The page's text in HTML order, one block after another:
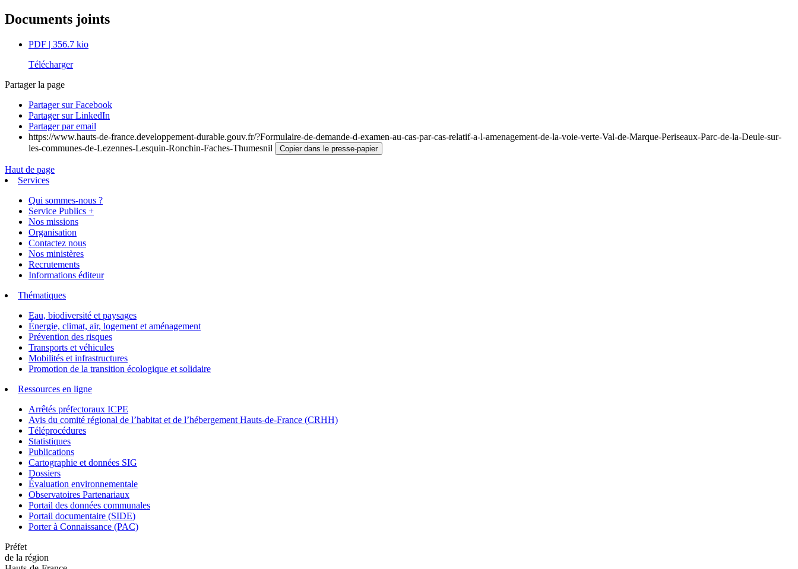
Documents joints
PDF | 356.7 kio
Télécharger
Partager la page
Partager sur Facebook
Partager sur LinkedIn
Partager par email
https://www.hauts-de-france.developpement-durable.gouv.fr/?Formulaire-de-demande-d-examen-au-cas-par-cas-relatif-a-l-amenagement-de-la-voie-verte-Val-de-Marque-Periseaux-Parc-de-la-Deule-sur-
les-communes-de-Lezennes-Lesquin-Ronchin-Faches-Thumesnil
Copier dans le presse-papier
Haut de page
Services
Qui sommes-nous ?
Service Publics +
Nos missions
Organisation
Contactez nous
Nos ministères
Recrutements
Informations éditeur
Thématiques
Eau, biodiversité et paysages
Énergie, climat, air, logement et aménagement
Prévention des risques
Transports et véhicules
Mobilités et infrastructures
Promotion de la transition écologique et solidaire
Ressources en ligne
Arrêtés préfectoraux ICPE
Avis du comité régional de l’habitat et de l’hébergement Hauts-de-France (CRHH)
Téléprocédures
Statistiques
Publications
Cartographie et données SIG
Dossiers
Évaluation environnementale
Observatoires Partenariaux
Portail des données communales
Portail documentaire (SIDE)
Porter à Connaissance (PAC)
Préfet
de la région